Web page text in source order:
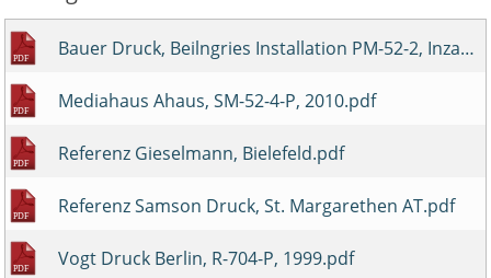
Bauer Druck, Beilngries Installation PM-52-2, Inzahlungnahme diverser Druckmaschinen,.pdf
Mediahaus Ahaus, SM-52-4-P, 2010.pdf
Referenz Gieselmann, Bielefeld.pdf
Referenz Samson Druck, St. Margarethen AT.pdf
Vogt Druck Berlin, R-704-P, 1999.pdf